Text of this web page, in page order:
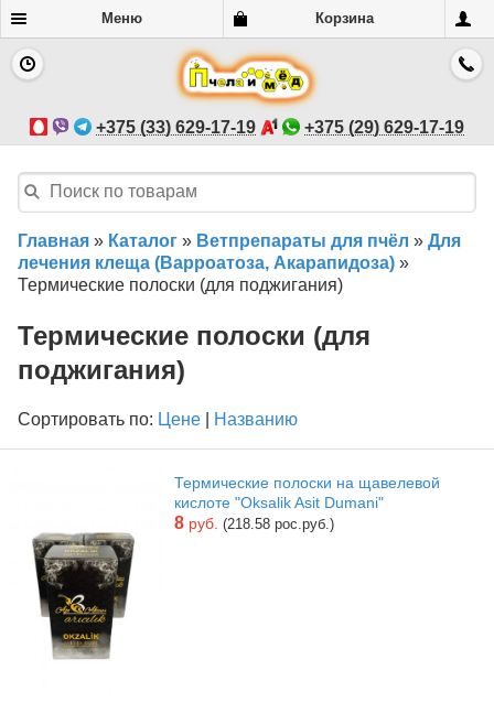
Меню Корзина
+375 (33) 629-17-19 +375 (29) 629-17-19
Главная » Каталог » Ветпрепараты для пчёл » Для
лечения клеща (Варроатоза, Акарапидоза) »
Термические полоски (для поджигания)
Термические полоски (для
поджигания)
Сортировать по: Цене Названию
Термические полоски на щавелевой
кислоте "Oksalik Asit Dumani"
8 руб. (218.58 рос.руб.)